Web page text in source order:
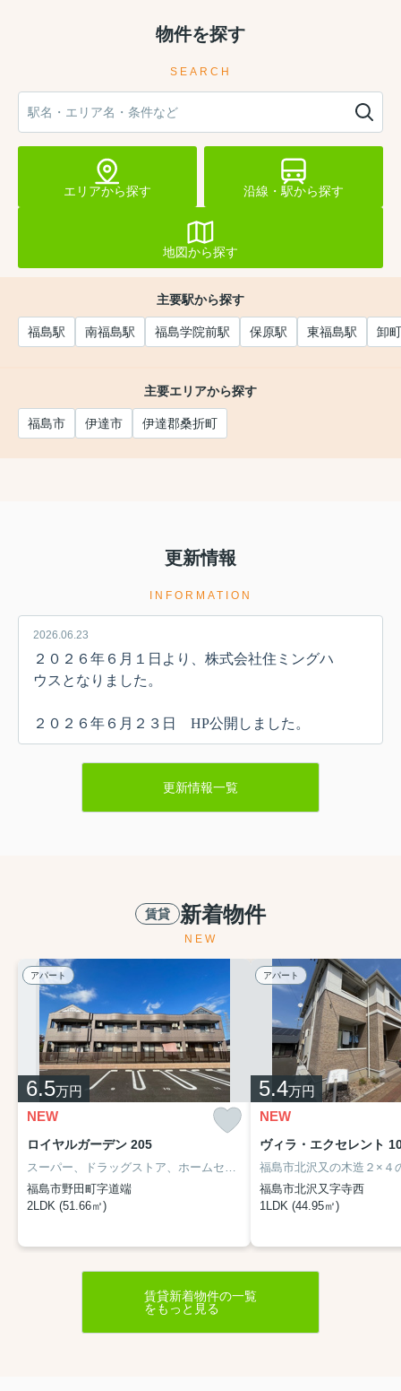
物件を探す
SEARCH
エリアから探す 沿線・駅から探す
地図から探す
主要駅から探す
福島駅 南福島駅 福島学院前駅 保原駅 東福島駅 卸
主要エリアから探す
福島市 伊達市 伊達郡桑折町
更新情報
INFORMATION
2026.06.23
２０２６年６月１日より、株式会社住ミングハ
ウスとなりました。
２０２６年６月２３日 HP公開しました。
更新情報一覧
賃貸 新着物件
NEW
アパート
6.5万円
NEW
ロイヤルガーデン 205
スーパー、ドラッグストア、ホームセンター、コンビニ近くて生活便利！！
福島市野田町字道端
2LDK (51.66㎡)
アパート
5.4万円
NEW
ヴィラ・エクセレント
福島市北沢又字寺西
1LDK (44.95㎡)
賃貸新着物件の一覧
をもっと見る